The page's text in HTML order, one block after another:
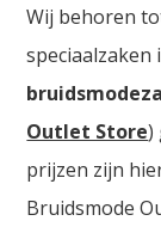
Wij behoren
Outlet Store)
prijzen zijn
Bruidsmode